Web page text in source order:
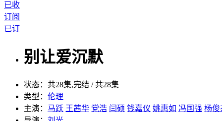
已收
订阅
已订
别让爱沉默
状态： 共28集,完结 / 共28集
类型： 伦理
主演： 马跃 王茜华 党浩 闫硕 钱嘉仪 姚惠如 冯国强 杨俊